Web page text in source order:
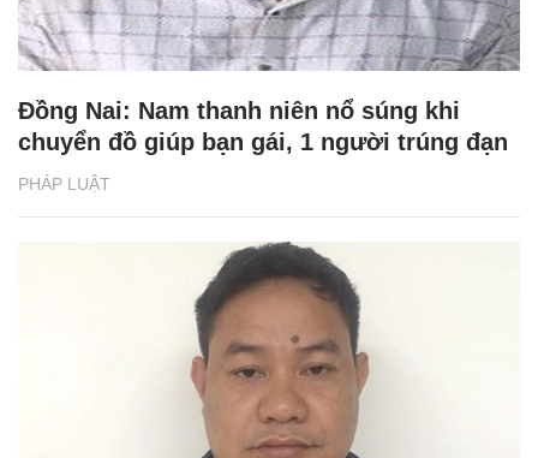
PHÁP LUẬT
Đồng Nai: Nam thanh niên nổ súng khi
chuyển đồ giúp bạn gái, 1 người trúng đạn